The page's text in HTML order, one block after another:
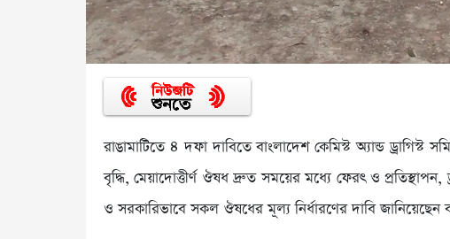
রাঙামাটিতে ৪ দফা দাবিতে বাংলাদেশ কেমিস্ট অ্যান্ড
বৃদ্ধি, মেয়াদোত্তীর্ণ ঔষধ দ্রুত সময়ের মধ্যে ফেরৎ ও
ও সরকারিভাবে সকল ঔষধের মূল্য নির্ধারণের দাবি জানিয়েছেন